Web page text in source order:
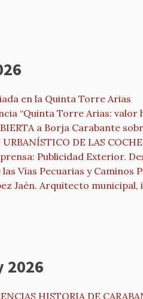
en la Quinta Torre Arias
“Quinta Torre Arias:
a Borja Carabante
URBANÍSTICO DE LAS
Publicidad Exterior.
las Vías Pecuarias y Caminos
Jaén. Arquitecto
2026
HISTORIA DE